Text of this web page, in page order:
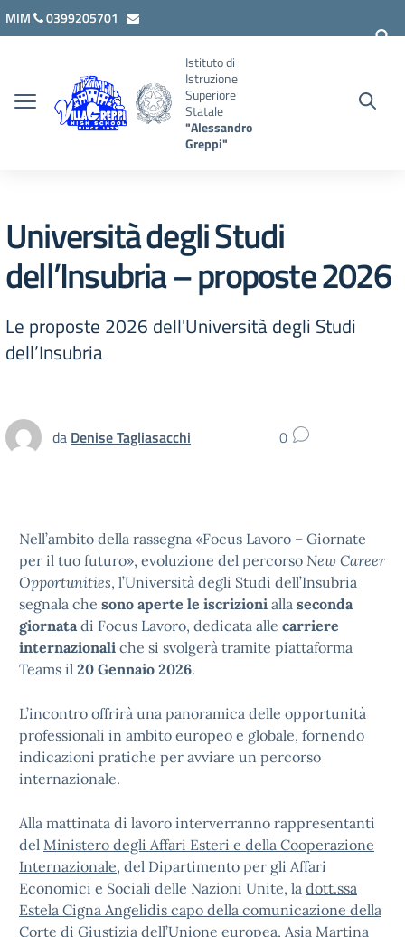
Vai ai contenuti
Vai al menu di navigazione
Vai al footer
MIM
0399205701
Istituto di
Istruzione
Superiore
Statale
"Alessandro
Greppi"
Università degli Studi
dell’Insubria – proposte 2026
Le proposte 2026 dell'Università degli Studi
dell’Insubria
da Denise Tagliasacchi 0
Nell’ambito della rassegna «Focus Lavoro – Giornate
per il tuo futuro», evoluzione del percorso New Career
Opportunities, l’Università degli Studi dell’Insubria
segnala che sono aperte le iscrizioni alla seconda
giornatadi Focus Lavoro, dedicata alle carriere
internazionali che si svolgerà tramite piattaforma
Teams il 20 Gennaio 2026.
L’incontro offrirà una panoramica delle opportunità
professionali in ambito europeo e globale, fornendo
indicazioni pratiche per avviare un percorso
internazionale.
Alla mattinata di lavoro interverranno rappresentanti
del Ministero degli Affari Esteri e della Cooperazione
Internazionale, del Dipartimento per gli Affari
Economici e Sociali delle Nazioni Unite, la dott.ssa
Estela Cigna Angelidis capo della comunicazione della
Corte di Giustizia dell’Unione europea, Asia Martina